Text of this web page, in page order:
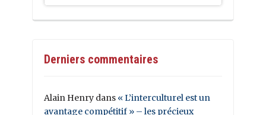
Derniers commentaires
Alain Henry dans « L’interculturel est un
avantage compétitif » – les précieux